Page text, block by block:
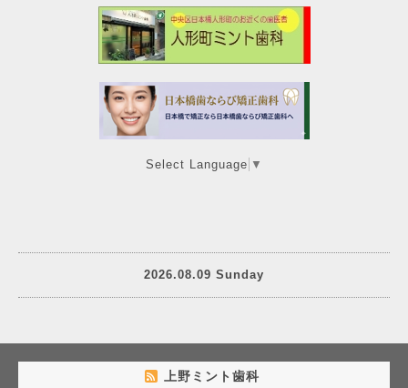
Select Language ▼
2026.08.09 Sunday
上野ミント歯科